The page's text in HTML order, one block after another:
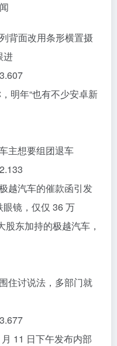
背面改用条形横置摄
进
明年“也有不少安卓新
主想要组团退车
越汽车的催款函引发
镜，仅仅 36 万
东加持的极越汽车，
住讨说法，多部门就
11 日下午发布内部